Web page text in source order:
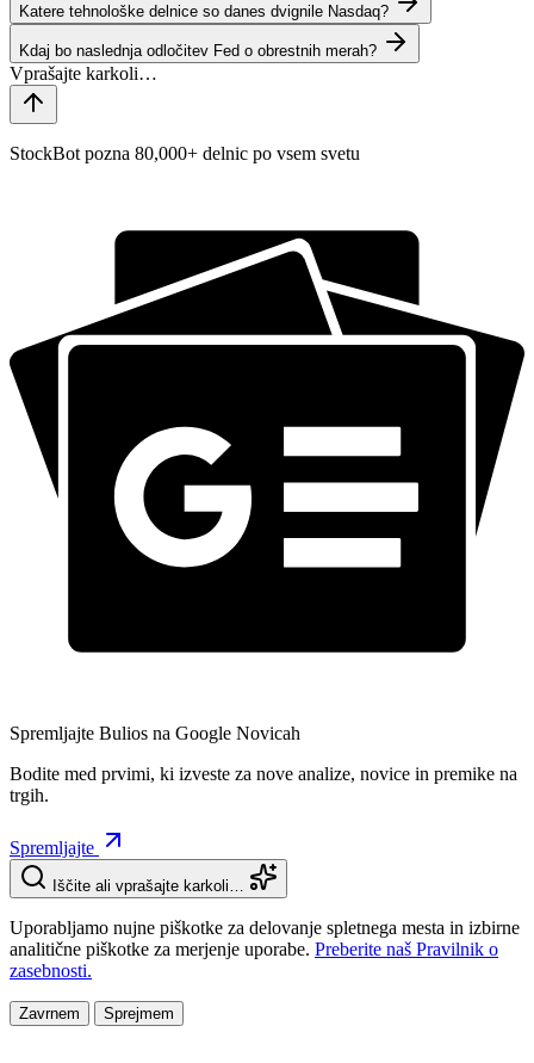
Katere tehnološke delnice so danes dvignile Nasdaq?
Kdaj bo naslednja odločitev Fed o obrestnih merah?
StockBot pozna 80,000+ delnic po vsem svetu
Spremljajte Bulios na Google Novicah
Bodite med prvimi, ki izveste za nove analize, novice in premike na
trgih.
Spremljajte
Iščite ali vprašajte karkoli…
Uporabljamo nujne piškotke za delovanje spletnega mesta in izbirne
analitične piškotke za merjenje uporabe. Preberite naš Pravilnik o
zasebnosti.
Zavrnem Sprejmem